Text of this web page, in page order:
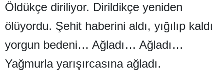
Rize
Sakarya
Öldükçe diriliyor. Dirildikçe yeniden
ölüyordu. Şehit haberini aldı, yığılıp kaldı
yorgun bedeni… Ağladı… Ağladı…
Yağmurla yarışırcasına ağladı.